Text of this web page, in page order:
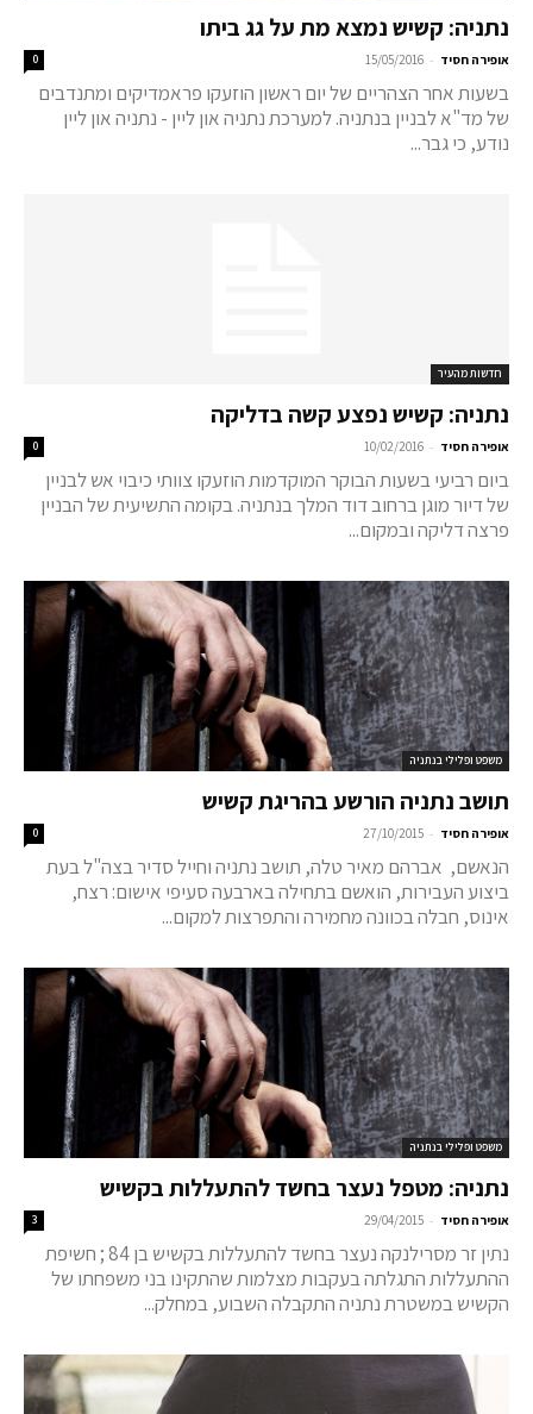
נתניה: קשיש נמצא מת על גג ביתו
אופירה חסיד -
15/05/2016
0
בשעות אחר הצהריים של יום ראשון הוזעקו פראמדיקים ומתנדבים
של מד"א לבניין בנתניה. למערכת נתניה און ליין - נתניה און ליין
נודע, כי גבר...
חדשות מהעיר
נתניה: קשיש נפצע קשה בדליקה
אופירה חסיד -
10/02/2016
0
ביום רביעי בשעות הבוקר המוקדמות הוזעקו צוותי כיבוי אש לבניין
של דיור מוגן ברחוב דוד המלך בנתניה. בקומה התשיעית של הבניין
פרצה דליקה ובמקום...
משפט ופלילי בנתניה
תושב נתניה הורשע בהריגת קשיש
אופירה חסיד -
27/10/2015
0
הנאשם, אברהם מאיר טלה, תושב נתניה וחייל סדיר בצה"ל בעת
ביצוע העבירות, הואשם בתחילה בארבעה סעיפי אישום: רצח,
אינוס, חבלה בכוונה מחמירה והתפרצות למקום...
משפט ופלילי בנתניה
נתניה: מטפל נעצר בחשד להתעללות בקשיש
אופירה חסיד -
29/04/2015
3
נתין זר מסרילנקה נעצר בחשד להתעללות בקשיש בן 84 ; חשיפת
ההתעללות התגלתה בעקבות מצלמות שהתקינו בני משפחתו של
הקשיש במשטרת נתניה התקבלה השבוע, במחלק...